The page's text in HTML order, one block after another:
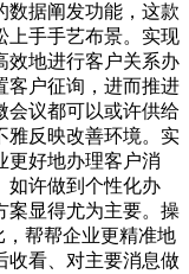
数据阐发功能，这款
上手手艺布景。实现
效地进行客户关系办
客户征询，进而推进
会议都可以或许供给
雅反映改善环境。实
更好地办理客户消
如许做到个性化办
案显得尤为主要。操
帮帮企业更精准地
收看、对主要消息做